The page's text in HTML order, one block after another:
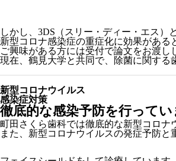
しかし、3DS（スリー・ディー・エス）
新型コロナ感染症の重症化に効果がある
ご興味がある方には受付で論文をお渡し
現在、鶴見大学と共同で、除菌に関する
新型コロナウイルス
感染症対策
徹底的な感染予防を行ってい
町田さくら歯科では徹底的な新型コロナ
また、新型コロナウイルスの発症予防と